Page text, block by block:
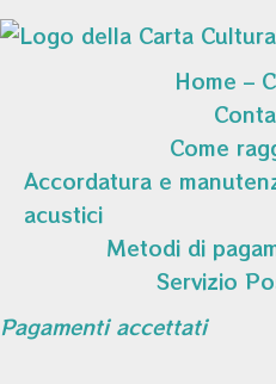
Home –
Come
Accordatura e
acustici
Metodi di
Servizio
Pagamenti accettati